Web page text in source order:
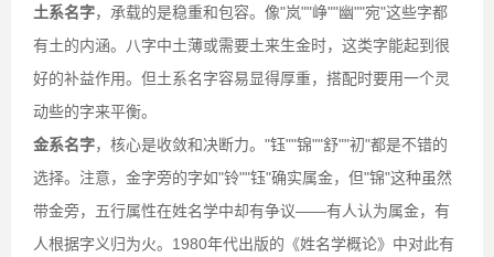
土系名字，承载的是稳重和包容。像"岚""峥""幽""宛"这些字都
有土的内涵。八字中土薄或需要土来生金时，这类字能起到很
好的补益作用。但土系名字容易显得厚重，搭配时要用一个灵
动些的字来平衡。
金系名字，核心是收敛和决断力。"钰""锦""舒""初"都是不错的
选择。注意，金字旁的字如"铃""钰"确实属金，但"锦"这种虽然
带金旁，五行属性在姓名学中却有争议——有人认为属金，有
人根据字义归为火。1980年代出版的《姓名学概论》中对此有